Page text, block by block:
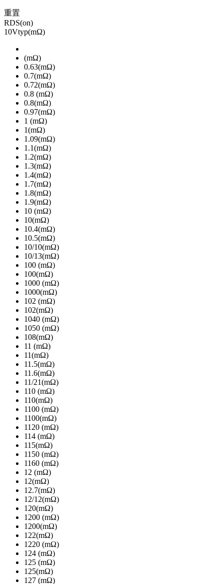
重置
RDS(on)
10Vtyp(mΩ)
(mΩ)
0.63(mΩ)
0.7(mΩ)
0.72(mΩ)
0.8 (mΩ)
0.8(mΩ)
0.97(mΩ)
1 (mΩ)
1(mΩ)
1.09(mΩ)
1.1(mΩ)
1.2(mΩ)
1.3(mΩ)
1.4(mΩ)
1.7(mΩ)
1.8(mΩ)
1.9(mΩ)
10 (mΩ)
10(mΩ)
10.4(mΩ)
10.5(mΩ)
10/10(mΩ)
10/13(mΩ)
100 (mΩ)
100(mΩ)
1000 (mΩ)
1000(mΩ)
102 (mΩ)
102(mΩ)
1040 (mΩ)
1050 (mΩ)
108(mΩ)
11 (mΩ)
11(mΩ)
11.5(mΩ)
11.6(mΩ)
11/21(mΩ)
110 (mΩ)
110(mΩ)
1100 (mΩ)
1100(mΩ)
1120 (mΩ)
114 (mΩ)
115(mΩ)
1150 (mΩ)
1160 (mΩ)
12 (mΩ)
12(mΩ)
12.7(mΩ)
12/12(mΩ)
120(mΩ)
1200 (mΩ)
1200(mΩ)
122(mΩ)
1220 (mΩ)
124 (mΩ)
125 (mΩ)
125(mΩ)
127 (mΩ)